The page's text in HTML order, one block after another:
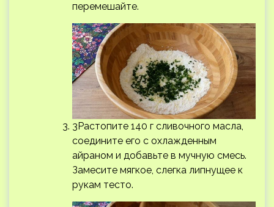
перемешайте.
3Растопите 140 г сливочного масла,
соедините его с охлажденным
айраном и добавьте в мучную смесь.
Замесите мягкое, слегка липнущее к
рукам тесто.